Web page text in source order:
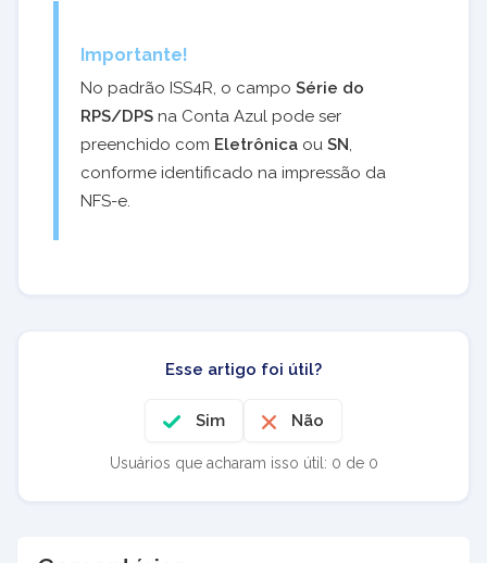
Importante!
No padrão ISS4R, o campo Série do
RPS/DPS na Conta Azul pode ser
preenchido com Eletrônica ou SN,
conforme identificado na impressão da
NFS-e.
Esse artigo foi útil?
Sim Não
Usuários que acharam isso útil: 0 de 0